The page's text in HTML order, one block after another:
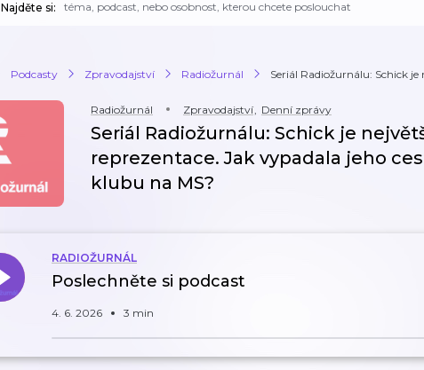
Najděte si:
Podcasty Zpravodajství Radiožurnál Seriál Radiožurnálu: Schick je
Radiožurnál Zpravodajství, Denní zprávy
Seriál Radiožurnálu: Schick je
reprezentace. Jak vypadala jeho
klubu na MS?
RADIOŽURNÁL
Poslechněte si podcast
4. 6. 2026 3 min